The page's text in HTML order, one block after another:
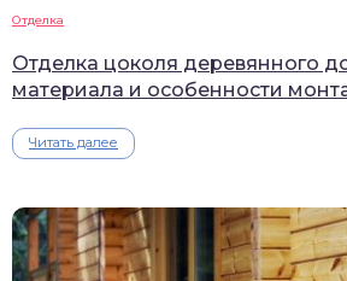
Отделка
Отделка цоколя деревянного
материала и особенности
Читать далее